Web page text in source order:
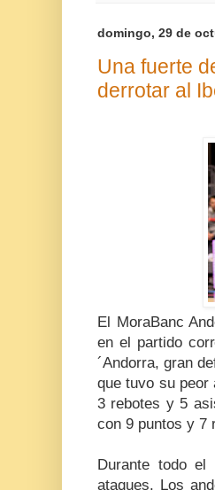
domingo, 29 de
Una fuerte
derrotar al
El MoraBanc
en el partido
´Andorra, gran
que tuvo su peor
3 rebotes y 5
con 9 puntos y 7
Durante todo el
ataques. Los